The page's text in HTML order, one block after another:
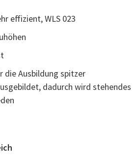
effizient, WLS 023
die Ausbildung spitzer
dadurch wird stehendes